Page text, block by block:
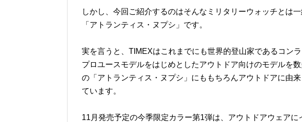
しかし、今回ご紹介するのはそんなミリタリーウォッチとは
「アトランティス・ヌプシ」です。
実を言うと、TIMEXはこれまでにも世界的登山家であるコン
プロユースモデルをはじめとしたアウトドア向けのモデルを
の「アトランティス・ヌプシ」にももちろんアウトドアに由
ています。
11月発売予定の今季限定カラー第1弾は、アウトドアウェア